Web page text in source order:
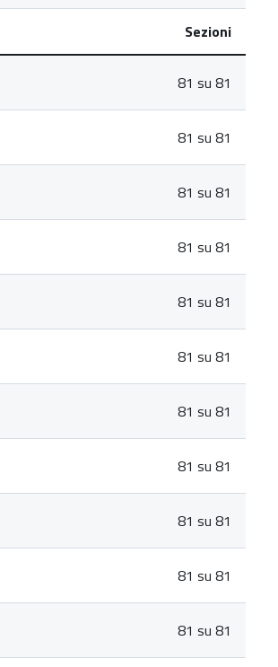
Sezioni
81 su 81
81 su 81
81 su 81
81 su 81
81 su 81
81 su 81
81 su 81
81 su 81
81 su 81
81 su 81
81 su 81